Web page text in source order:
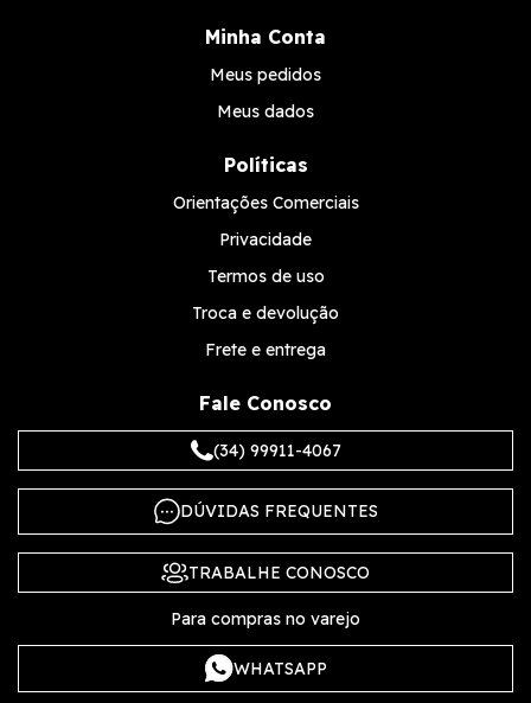
Minha Conta
Meus pedidos
Meus dados
Políticas
Orientações Comerciais
Privacidade
Termos de uso
Troca e devolução
Frete e entrega
Fale Conosco
(34) 99911-4067
DÚVIDAS FREQUENTES
TRABALHE CONOSCO
Para compras no varejo
WHATSAPP